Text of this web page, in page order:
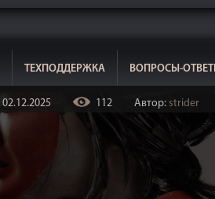
ТЕХПОДДЕРЖКА ВОПРОСЫ-
02.12.2025 112 Автор: strider